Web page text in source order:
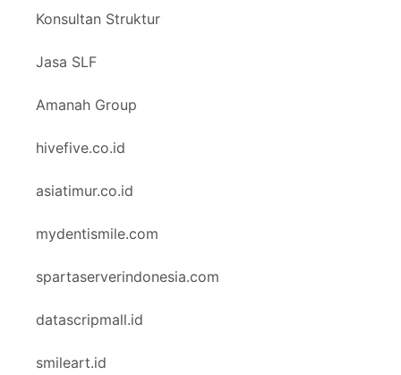
Konsultan Struktur
Jasa SLF
Amanah Group
hivefive.co.id
asiatimur.co.id
mydentismile.com
spartaserverindonesia.com
datascripmall.id
smileart.id